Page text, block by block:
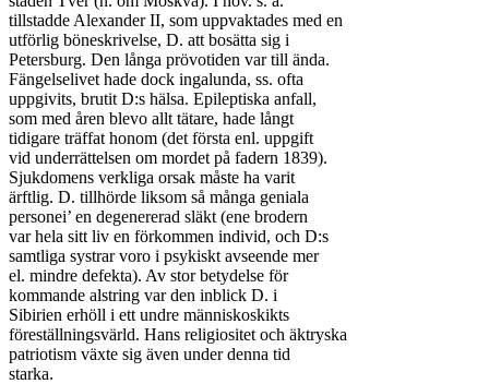
tillstadde Alexander II, som uppvaktades med en
utförlig böneskrivelse, D. att bosätta sig i
Petersburg. Den långa prövotiden var till ända.
Fängelselivet hade dock ingalunda, ss. ofta
uppgivits, brutit D:s hälsa. Epileptiska anfall,
som med åren blevo allt tätare, hade långt
tidigare träffat honom (det första enl. uppgift
vid underrättelsen om mordet på fadern 1839).
Sjukdomens verkliga orsak måste ha varit
ärftlig. D. tillhörde liksom så många geniala
personei’ en degenererad släkt (ene brodern
var hela sitt liv en förkommen individ, och D:s
samtliga systrar voro i psykiskt avseende mer
el. mindre defekta). Av stor betydelse för
kommande alstring var den inblick D. i
Sibirien erhöll i ett undre människoskikts
föreställningsvärld. Hans religiositet och äktryska
patriotism växte sig även under denna tid
starka.